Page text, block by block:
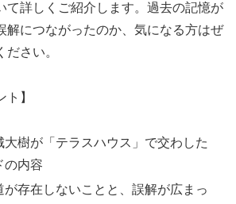
て詳しくご紹介します。過去の記憶が
解につながったのか、気になる方はぜ
さい。
ト】
大樹が「テラスハウス」で交わした
の内容
が存在しないことと、誤解が広まっ